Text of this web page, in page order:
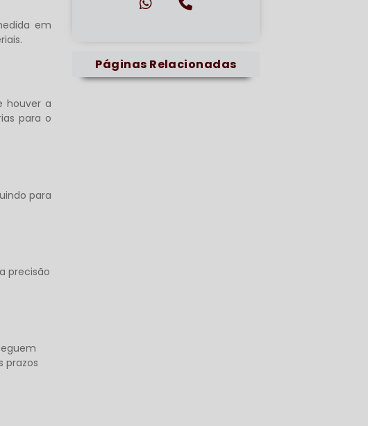
em
houver a
para o
para
precisão
prazos
Páginas Relacionadas